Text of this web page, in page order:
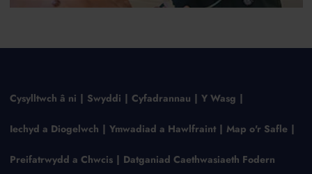
Cysylltwch â ni Swyddi Cyfadrannau Y Wasg
Iechyd a Diogelwch Ymwadiad a Hawlfraint Map o'r Safle
Preifatrwydd a Chwcis Datganiad Caethwasiaeth Fodern